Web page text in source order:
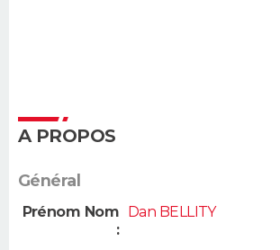
A PROPOS
Général
Prénom Nom
:
Dan BELLITY